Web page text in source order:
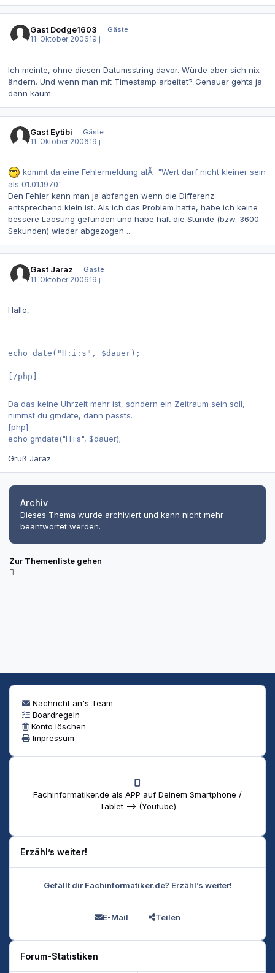
Gast Dodge1603
Gäste
11. Oktober 200619 j
Ich meinte, ohne diesen Datumsstring davor. Würde aber sich nix
ändern. Und wenn man mit Timestamp arbeitet? Genauer gehts ja
dann kaum.
Gast Eytibi
Gäste
11. Oktober 200619 j
kommt da eine Fehlermeldung alÃ "Wert darf nicht kleiner sein
als 01.01.1970"
Den Fehler kann man ja abfangen wenn die Differenz
entsprechend klein ist. Als ich das Problem hatte, habe ich keine
bessere Läösung gefunden und habe halt die Stunde (bzw. 3600
Sekunden) wieder abgezogen ...
Gast Jaraz
Gäste
11. Oktober 200619 j
Hallo,
echo date("H:i:s", $dauer);
[/php]
Da das keine Uhrzeit mehr ist, sondern ein Zeitraum sein soll,
nimmst du gmdate, dann passts.
[php]
echo gmdate("H:i:s", $dauer);
Gruß Jaraz
Archiv
Dieses Thema wurde archiviert und kann nicht mehr
beantwortet werden.
Zur Themenliste gehen
Nachricht an's Team
Boardregeln
Konto löschen
Impressum
Fachinformatiker.de als APP auf Deinem Smartphone /
Tablet --> (Youtube)
Erzähl’s weiter!
Gefällt dir Fachinformatiker.de? Erzähl’s weiter!
E-Mail Teilen
Forum-Statistiken